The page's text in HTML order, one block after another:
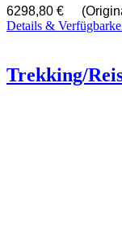
6298,80 €
Details &
Trekking/